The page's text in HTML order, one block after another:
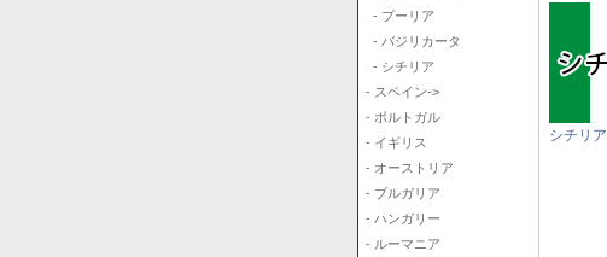
- プーリア
- バジリカータ
- シチリア
- スペイン->
- ポルトガル
- イギリス
- オーストリア
- ブルガリア
- ハンガリー
- ルーマニア
シチリア